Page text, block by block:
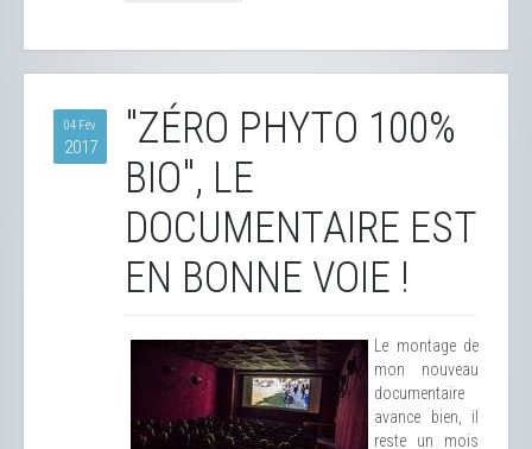
04 Fév
2017
"ZÉRO PHYTO 100%
BIO", LE
DOCUMENTAIRE EST
EN BONNE VOIE !
Le montage de
mon nouveau
documentaire
avance bien, il
reste un mois